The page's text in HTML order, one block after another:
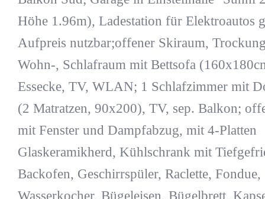
Höhe 1.96m), Ladestation für Elektroautos
Aufpreis nutzbar;offener Skiraum,
Wohn-, Schlafraum mit Bettsofa
Essecke, TV, WLAN; 1 Schlafzimmer mit
(2 Matratzen, 90x200), TV, sep. Balkon;
mit Fenster und Dampfabzug, mit 4-Platten
Glaskeramikherd, Kühlschrank mit
Backofen, Geschirrspüler, Raclette, Fondue,
Wasserkocher, Bügeleisen, Bügelbrett,